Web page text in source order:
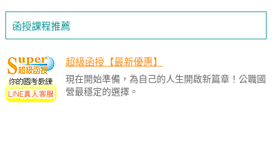
函授課程推薦
超級函授【最新優惠】
現在開始準備，為自己的人生開啟新篇章！公職國
營最穩定的選擇。